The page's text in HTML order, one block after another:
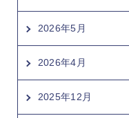
2026年5月
2026年4月
2025年12月